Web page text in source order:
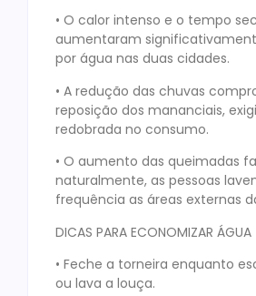
• O calor intenso e o tempo
aumentaram
por água nas duas cidades.
• A redução das chuvas
reposição dos mananciais,
redobrada no consumo.
• O aumento das queimadas
naturalmente, as pessoas
frequência as áreas externas
DICAS PARA ECONOMIZAR ÁGUA
• Feche a torneira enquanto
ou lava a louça.